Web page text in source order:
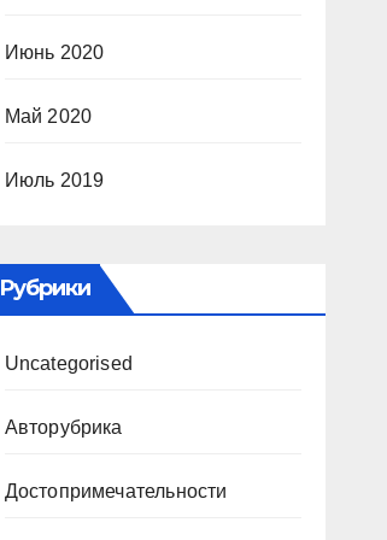
Июнь 2020
Май 2020
Июль 2019
Рубрики
Uncategorised
Авторубрика
Достопримечательности